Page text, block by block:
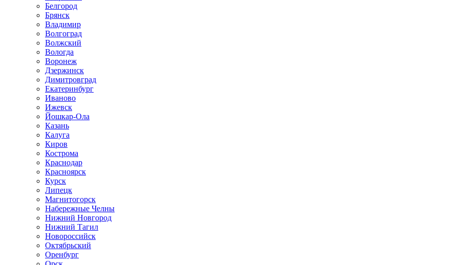
Белгород
Брянск
Владимир
Волгоград
Волжский
Вологда
Воронеж
Дзержинск
Димитровград
Екатеринбург
Иваново
Ижевск
Йошкар-Ола
Казань
Калуга
Киров
Кострома
Краснодар
Красноярск
Курск
Липецк
Магнитогорск
Набережные Челны
Нижний Новгород
Нижний Тагил
Новороссийск
Октябрьский
Оренбург